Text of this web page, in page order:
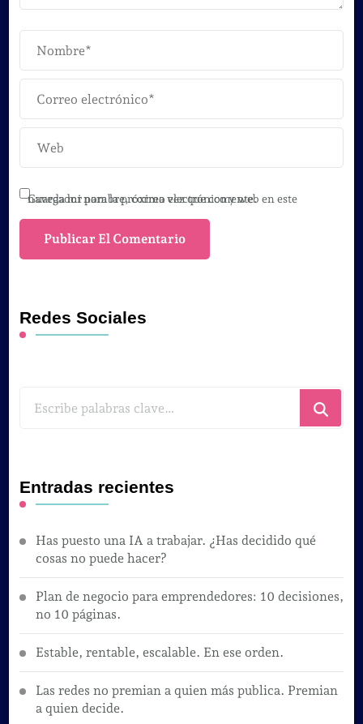
Guarda mi nombre, correo electrónico y web en este navegador para la próxima vez que comente.
Redes Sociales
Entradas recientes
Has puesto una IA a trabajar. ¿Has decidido qué
cosas no puede hacer?
Plan de negocio para emprendedores: 10 decisiones,
no 10 páginas.
Estable, rentable, escalable. En ese orden.
Las redes no premian a quien más publica. Premian
a quien decide.